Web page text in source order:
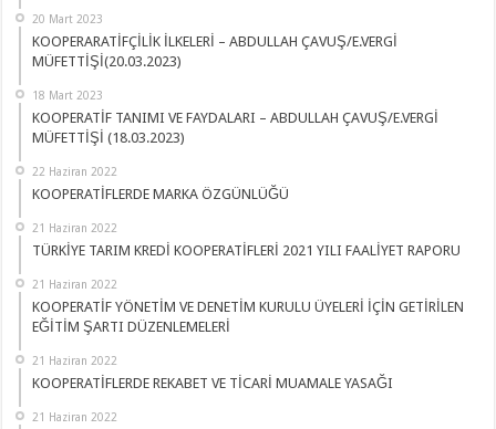
20 Mart 2023
KOOPERARATİFÇİLİK İLKELERİ – ABDULLAH ÇAVUŞ/E.VERGİ
MÜFETTİŞİ(20.03.2023)
18 Mart 2023
KOOPERATİF TANIMI VE FAYDALARI – ABDULLAH ÇAVUŞ/E.VERGİ
MÜFETTİŞİ (18.03.2023)
22 Haziran 2022
KOOPERATİFLERDE MARKA ÖZGÜNLÜĞÜ
21 Haziran 2022
TÜRKİYE TARIM KREDİ KOOPERATİFLERİ 2021 YILI FAALİYET RAPORU
21 Haziran 2022
KOOPERATİF YÖNETİM VE DENETİM KURULU ÜYELERİ İÇİN GETİRİLEN
EĞİTİM ŞARTI DÜZENLEMELERİ
21 Haziran 2022
KOOPERATİFLERDE REKABET VE TİCARİ MUAMALE YASAĞI
21 Haziran 2022